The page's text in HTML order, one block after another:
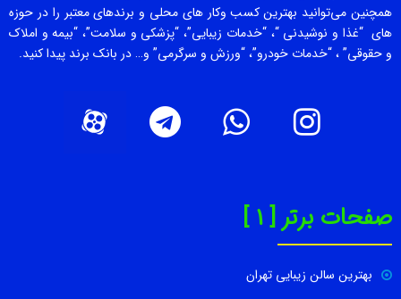
همچنین می‌توانید بهترین کسب وکار های محلی و برندهای معتبر را در حوزه
های “غذا و نوشیدنی “، “خدمات زیبایی”، “پزشکی و سلامت”، “بیمه و املاک
و حقوقی” ، “خدمات خودرو”، “ورزش و سرگرمی” و… در بانک برند پیدا کنید.
صفحات برتر [ 1 ]
بهترین سالن زیبایی تهران